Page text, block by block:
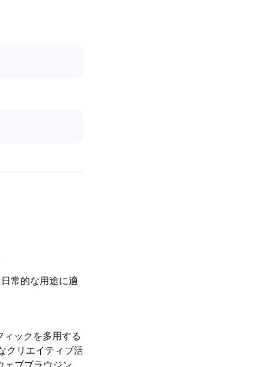
常的な用途に適
ックを多用する
クリエイティブ活
ブブラウジン